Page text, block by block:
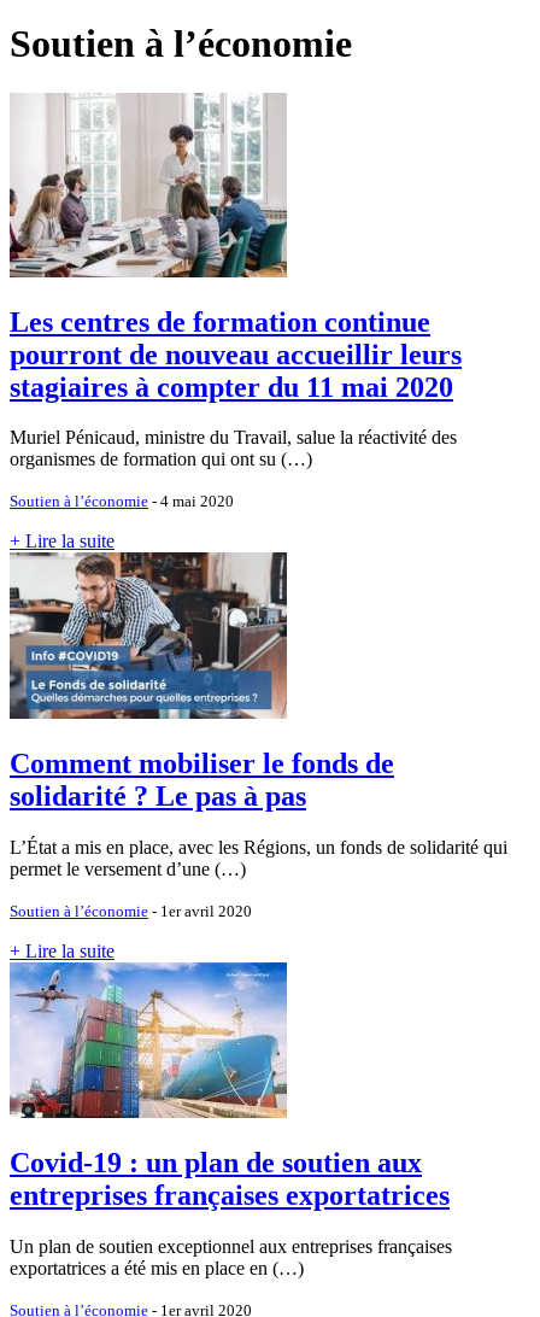
Soutien à l’économie
Les centres de formation continue
pourront de nouveau accueillir leurs
stagiaires à compter du 11 mai 2020
Muriel Pénicaud, ministre du Travail, salue la réactivité des
organismes de formation qui ont su (…)
Soutien à l’économie - 4 mai 2020
+ Lire la suite
Comment mobiliser le fonds de
solidarité ? Le pas à pas
L’État a mis en place, avec les Régions, un fonds de solidarité qui
permet le versement d’une (…)
Soutien à l’économie - 1er avril 2020
+ Lire la suite
Covid-19 : un plan de soutien aux
entreprises françaises exportatrices
Un plan de soutien exceptionnel aux entreprises françaises
exportatrices a été mis en place en (…)
Soutien à l’économie - 1er avril 2020